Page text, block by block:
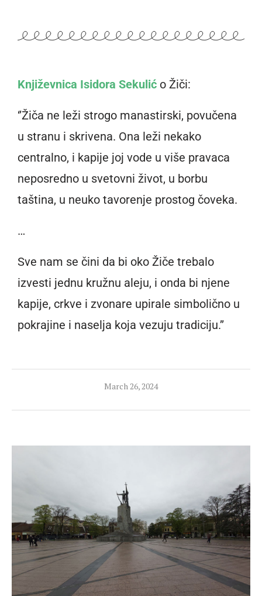
Književnica Isidora Sekulić o Žiči:
‘’Žiča ne leži strogo manastirski, povučena
u stranu i skrivena. Ona leži nekako
centralno, i kapije joj vode u više pravaca
neposredno u svetovni život, u borbu
taština, u neuko tavorenje prostog čoveka.
…
Sve nam se čini da bi oko Žiče trebalo
izvesti jednu kružnu aleju, i onda bi njene
kapije, crkve i zvonare upirale simbolično u
pokrajine i naselja koja vezuju tradiciju.’’
March 26, 2024